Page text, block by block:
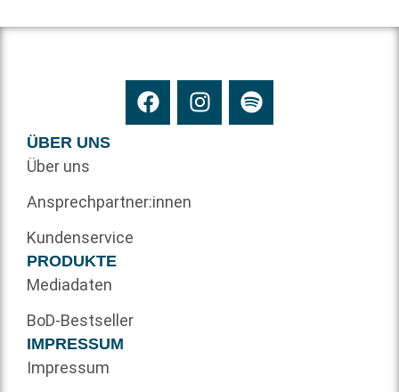
ÜBER UNS
Über uns
Ansprechpartner:innen
Kundenservice
PRODUKTE
Mediadaten
BoD-Bestseller
IMPRESSUM
Impressum